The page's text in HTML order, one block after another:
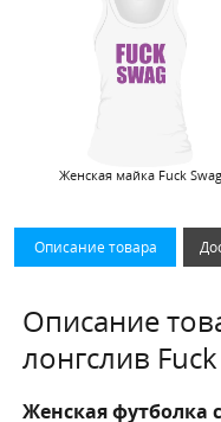
Женская майка Fuck Swag
Описание товара
Описание
лонгслив
Женская футболка